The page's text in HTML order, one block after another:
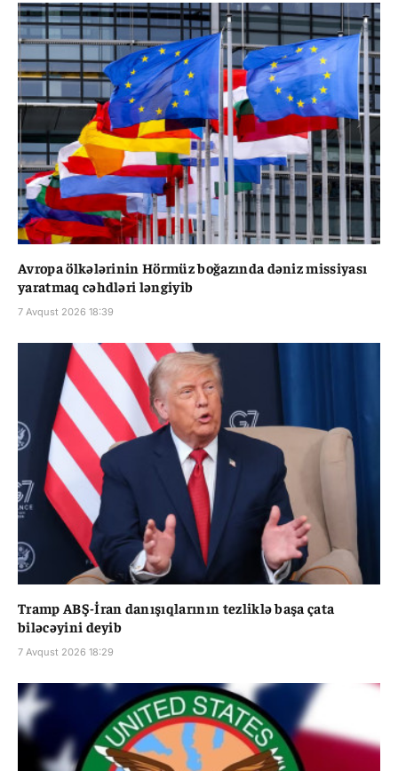
Avropa ölkələrinin Hörmüz boğazında dəniz missiyası
yaratmaq cəhdləri ləngiyib
7 Avqust 2026 18:39
Tramp ABŞ-İran danışıqlarının tezliklə başa çata
biləcəyini deyib
7 Avqust 2026 18:29